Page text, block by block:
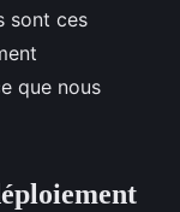
sont ces
que nous